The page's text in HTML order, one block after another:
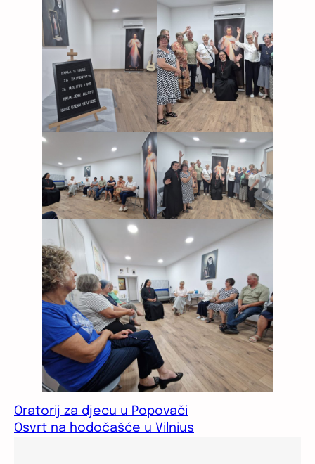
Oratorij za djecu u Popovači
Osvrt na hodočašće u Vilnius